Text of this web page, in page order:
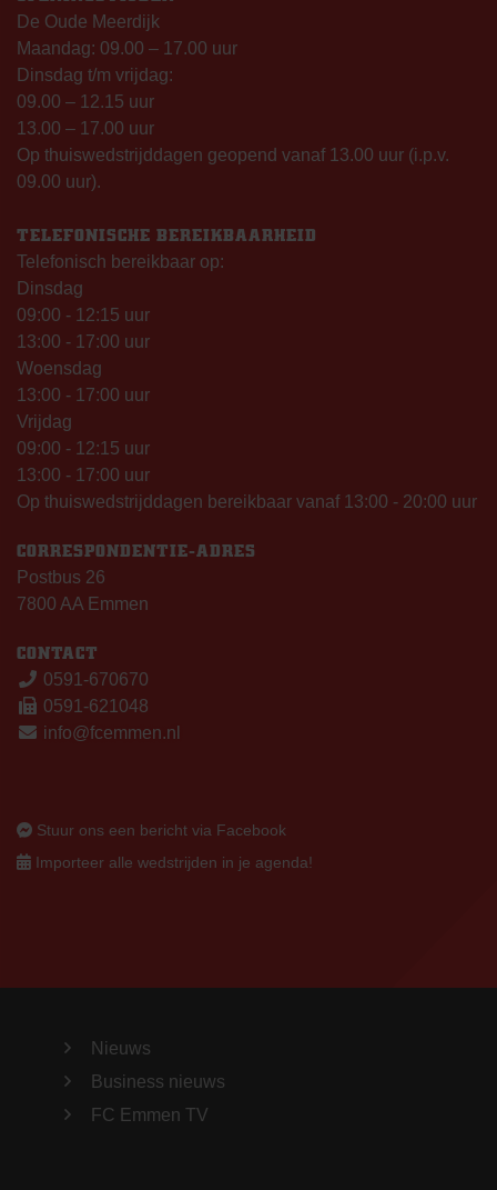
De Oude Meerdijk
Maandag: 09.00 – 17.00 uur
Dinsdag t/m vrijdag:
09.00 – 12.15 uur
13.00 – 17.00 uur
Op thuiswedstrijddagen geopend vanaf 13.00 uur (i.p.v.
09.00 uur).
TELEFONISCHE BEREIKBAARHEID
Telefonisch bereikbaar op:
Dinsdag
09:00 - 12:15 uur
13:00 - 17:00 uur
Woensdag
13:00 - 17:00 uur
Vrijdag
09:00 - 12:15 uur
13:00 - 17:00 uur
Op thuiswedstrijddagen bereikbaar vanaf 13:00 - 20:00 uur
CORRESPONDENTIE-ADRES
Postbus 26
7800 AA Emmen
CONTACT
0591-670670
0591-621048
info@fcemmen.nl
Stuur ons een bericht via Facebook
Importeer alle wedstrijden in je agenda!
Nieuws
Business nieuws
FC Emmen TV